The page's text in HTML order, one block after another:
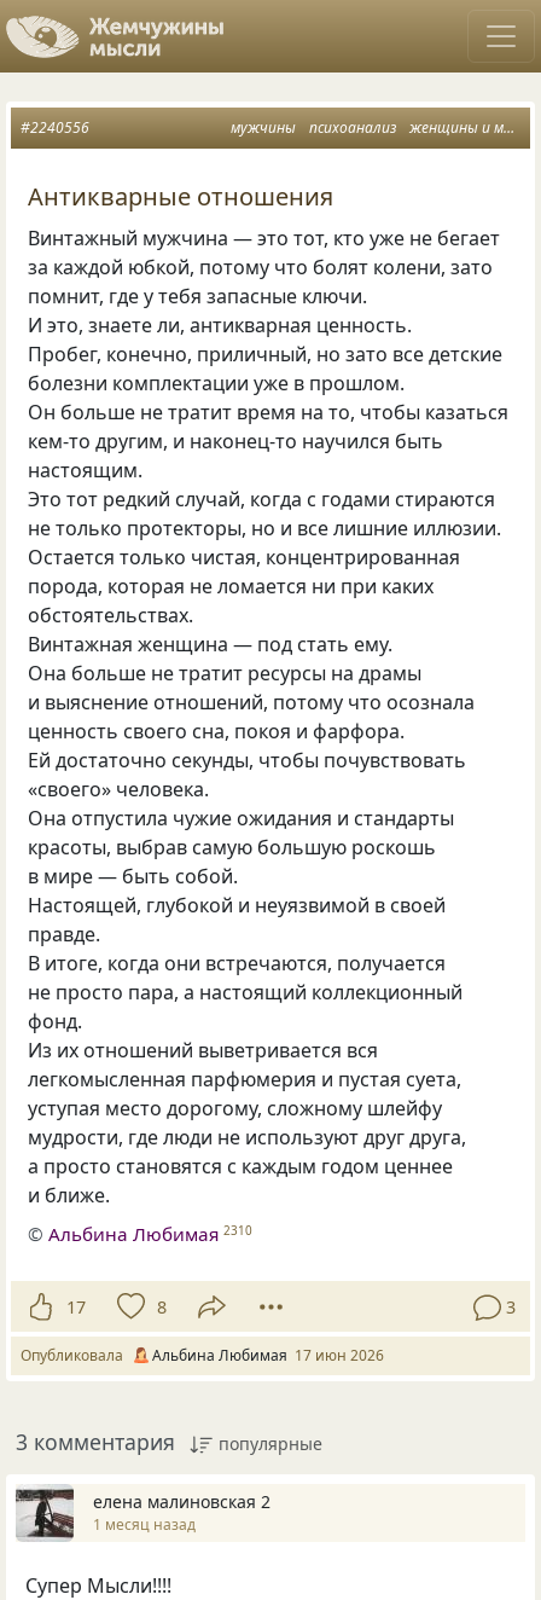
мужчины психоанализ женщины и мужчины
#2240556
Антикварные отношения
Винтажный мужчина — это тот, кто уже не бегает
за каждой юбкой, потому что болят колени, зато
помнит, где у тебя запасные ключи.
И это, знаете ли, антикварная ценность.
Пробег, конечно, приличный, но зато все детские
болезни комплектации уже в прошлом.
Он больше не тратит время на то, чтобы казаться
кем-то другим, и наконец-то научился быть
настоящим.
Это тот редкий случай, когда с годами стираются
не только протекторы, но и все лишние иллюзии.
Остается только чистая, концентрированная
порода, которая не ломается ни при каких
обстоятельствах.
Винтажная женщина — под стать ему.
Она больше не тратит ресурсы на драмы
и выяснение отношений, потому что осознала
ценность своего сна, покоя и фарфора.
Ей достаточно секунды, чтобы почувствовать
«своего» человека.
Она отпустила чужие ожидания и стандарты
красоты, выбрав самую большую роскошь
в мире — быть собой.
Настоящей, глубокой и неуязвимой в своей
правде.
В итоге, когда они встречаются, получается
не просто пара, а настоящий коллекционный
фонд.
Из их отношений выветривается вся
легкомысленная парфюмерия и пустая суета,
уступая место дорогому, сложному шлейфу
мудрости, где люди не используют друг друга,
а просто становятся с каждым годом ценнее
и ближе.
©Альбина Любимая 2310
17 8 3
Опубликовала Альбина Любимая 17 июн 2026
3 комментария популярные
елена малиновская 2
1 месяц назад
Супер Мысли!!!!